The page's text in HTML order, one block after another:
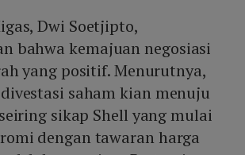
Dwi Soetjipto,
bahwa kemajuan negosiasi
yang positif. Menurutnya,
saham kian menuju
sikap Shell yang mulai
dengan tawaran harga